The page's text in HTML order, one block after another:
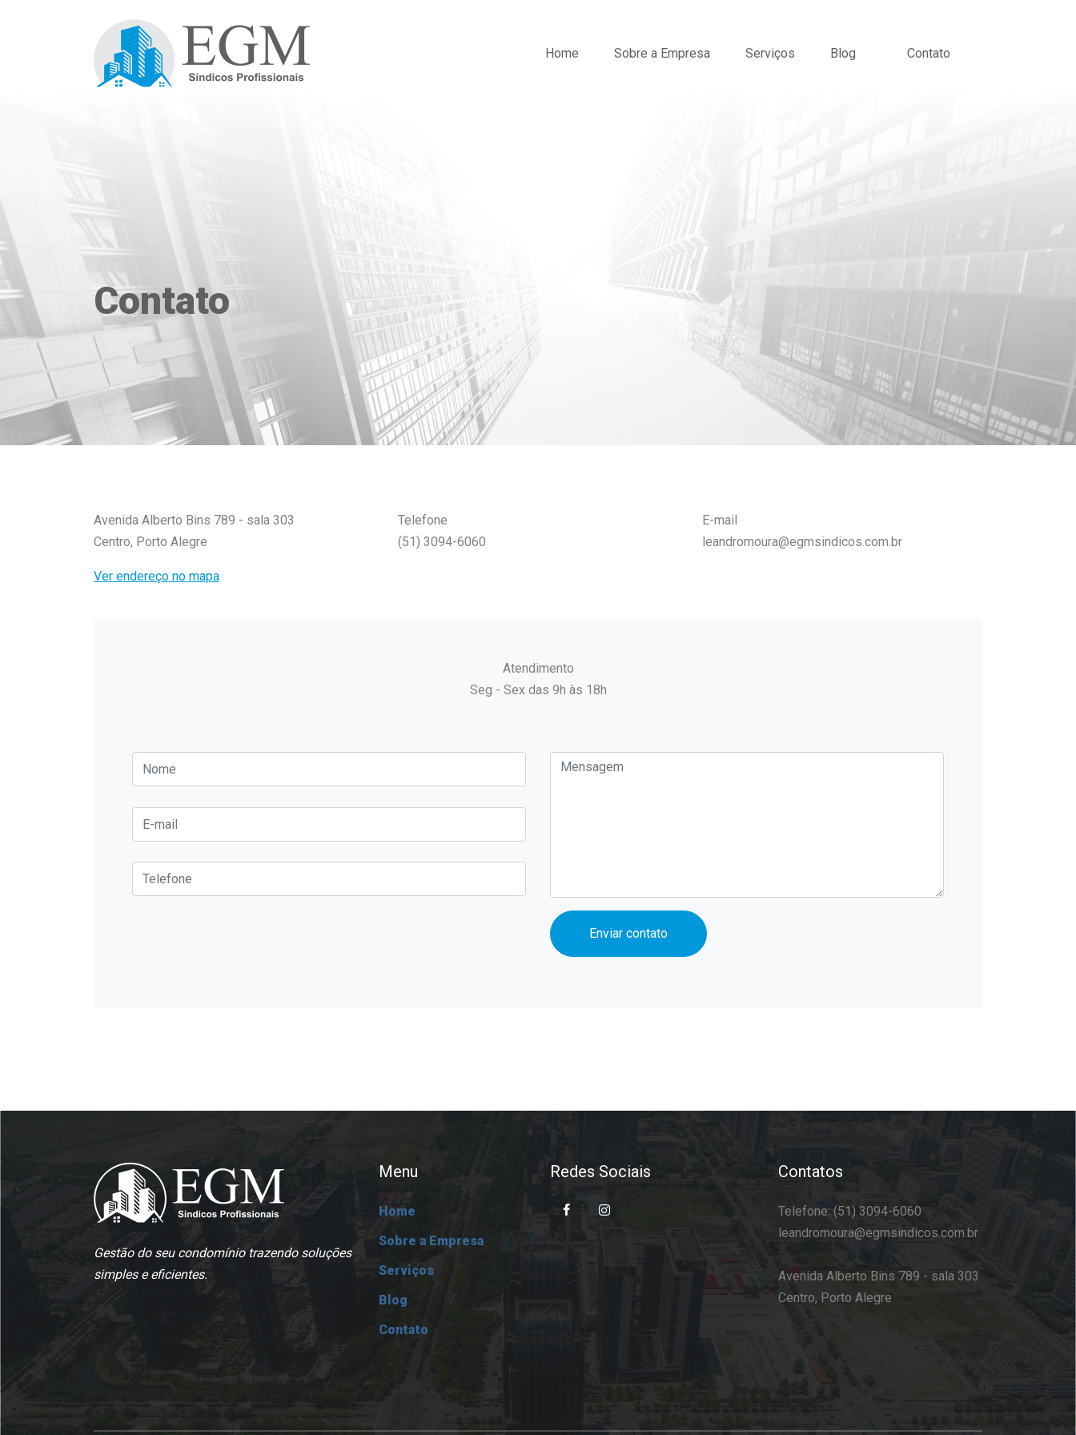
Home Sobre a Empresa Serviços Blog Contato
Contato
Avenida Alberto Bins 789 - sala 303
Centro, Porto Alegre
Ver endereço no mapa
Telefone
(51) 3094-6060
E-mail
leandromoura@egmsindicos.com.br
Atendimento
Seg - Sex das 9h às 18h
Enviar contato
Gestão do seu condomínio trazendo soluções
simples e eficientes.
Menu
Home
Sobre a Empresa
Serviços
Blog
Contato
Redes Sociais Contatos
Telefone: (51) 3094-6060
leandromoura@egmsindicos.com.br
Avenida Alberto Bins 789 - sala 303
Centro, Porto Alegre